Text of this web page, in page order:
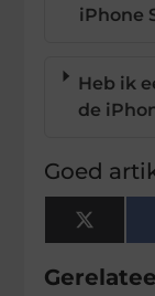
iPhone
Heb ik
de
Goed
X